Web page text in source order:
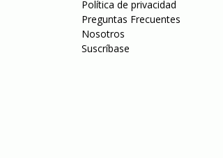
Política de privacidad
Preguntas Frecuentes
Nosotros
Suscríbase